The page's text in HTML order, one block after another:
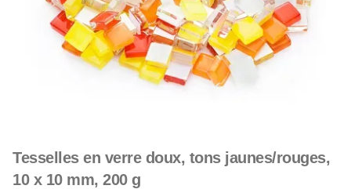
Tesselles en verre doux, tons jaunes/rouges,
10 x 10 mm, 200 g